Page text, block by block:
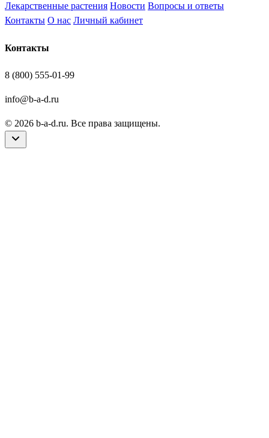
Лекарственные растения Новости Вопросы и ответы
Контакты О нас Личный кабинет
Контакты
8 (800) 555-01-99
info@b-a-d.ru
© 2026 b-a-d.ru. Все права защищены.